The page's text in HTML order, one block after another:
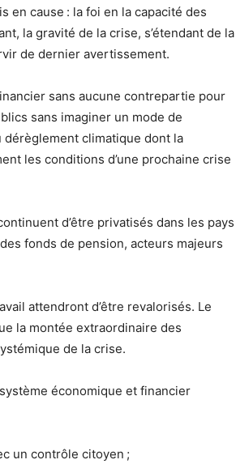
en cause : la foi en la capacité des
la gravité de la crise, s’étendant de la
de dernier avertissement.
sans aucune contrepartie pour
sans imaginer un mode de
climatique dont la
les conditions d’une prochaine crise
d’être privatisés dans les pays
fonds de pension, acteurs majeurs
attendront d’être revalorisés. Le
la montée extraordinaire des
de la crise.
économique et financier
un contrôle citoyen ;